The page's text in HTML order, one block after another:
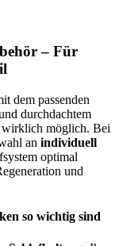
– Für
dem passenden
durchdachtem
möglich. Bei
an individuell
optimal
und
so wichtig sind